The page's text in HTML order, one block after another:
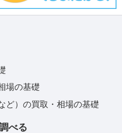
場の基礎
ど）の買取・相場の基礎
べる